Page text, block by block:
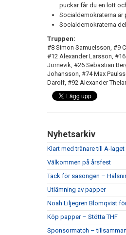
puckar får du en lott
Socialdemokraterna är
Socialdemokraterna
Truppen:
#8 Simon Samuelsson, #9
#12 Alexander Larsson,
Jörnevik, #26 Sebastian
Johansson, #74 Max
Darolf, #92 Alexander
Nyhetsarkiv
Klart med tränare till A-laget
Välkommen på årsfest
Tack för säsongen –
Utlämning av papper
Noah Liljegren Blomqvist
Köp papper – Stötta THF
Sponsormatch –